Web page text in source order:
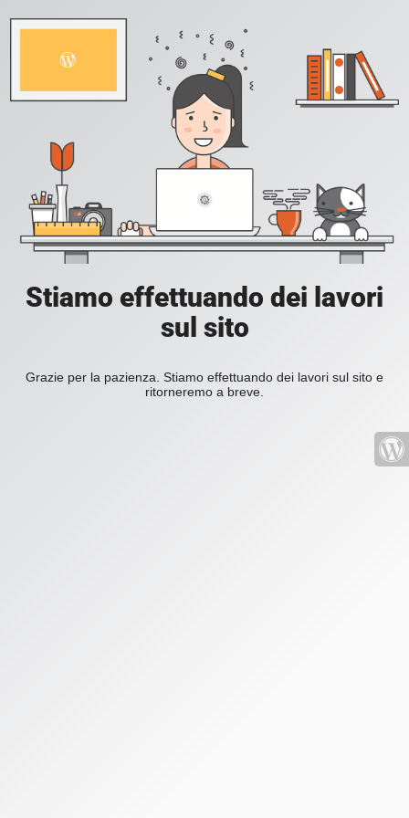
Stiamo effettuando dei lavori
sul sito
Grazie per la pazienza. Stiamo effettuando dei lavori sul sito e
ritorneremo a breve.